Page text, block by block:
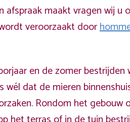
afspraak maakt vragen wij u
veroorzaakt door
en de zomer bestrijden
wél dat de mieren
Rondom het gebouw